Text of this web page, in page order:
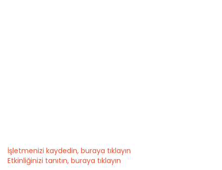
İşletmenizi kaydedin, buraya tıklayın
Etkinliğinizi tanıtın, buraya tıklayın